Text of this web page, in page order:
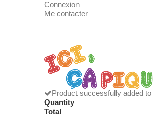
Connexion
Me contacter
Product successfully added
Quantity
Total